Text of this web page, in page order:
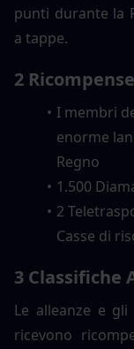
punti durante la
a tappe.
2
I membri
enorme
Regno
1.500
2
Casse di
3 Classifiche
Le alleanze e
ricevono